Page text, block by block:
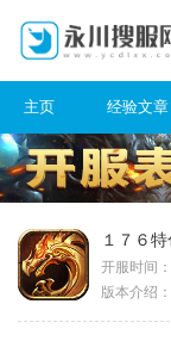
主页 经验文章
１７６
开服时间：
版本介绍：